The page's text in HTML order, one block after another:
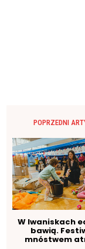
POPRZEDNI
W Iwaniskach
bawią.
mnóstwem